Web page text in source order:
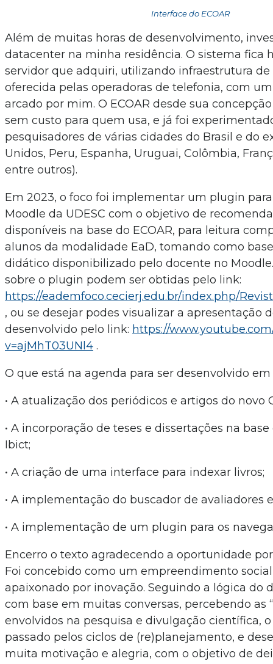
Interface do ECOAR
Além de muitas horas de desenvolvimento,
datacenter na minha residência. O sistema fica
servidor que adquiri, utilizando infraestrutura
oferecida pelas operadoras de telefonia, com
arcado por mim. O ECOAR desde sua
sem custo para quem usa, e já foi
pesquisadores de várias cidades do Brasil e do
Unidos, Peru, Espanha, Uruguai, Colômbia,
entre outros).
Em 2023, o foco foi implementar um plugin
Moodle da UDESC com o objetivo de
disponíveis na base do ECOAR, para leitura
alunos da modalidade EaD, tomando como
didático disponibilizado pelo docente no
sobre o plugin podem ser obtidas pelo link:
https://eademfoco.cecierj.edu.br/index.php/
, ou se desejar podes visualizar a apresentação
desenvolvido pelo link: https://
v=ajMhT03UNl4 .
O que está na agenda para ser desenvolvido em
• A atualização dos periódicos e artigos do novo
• A incorporação de teses e dissertações na
Ibict;
• A criação de uma interface para indexar livros;
• A implementação do buscador de avaliadores
• A implementação de um plugin para os
Encerro o texto agradecendo a oportunidade
Foi concebido como um empreendimento
apaixonado por inovação. Seguindo a lógica do
com base em muitas conversas, percebendo as
envolvidos na pesquisa e divulgação científica,
passado pelos ciclos de (re)planejamento, e
muita motivação e alegria, com o objetivo de